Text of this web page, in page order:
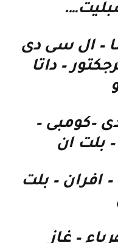
– ال سى دى
– داتا
–كومبى –
بلت ان
– افران – بلت
– غاز